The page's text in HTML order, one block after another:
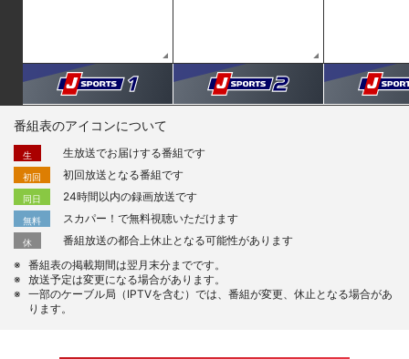
番組表のアイコンについて
生 生放送でお届けする番組です
初回 初回放送となる番組です
同日 24時間以内の録画放送です
無料 スカパー！で無料視聴いただけます
休
番組放送の都合上休止となる可能性があります
番組表の掲載期間は翌月末分までです。
放送予定は変更になる場合があります。
一部のケーブル局（IPTVを含む）では、番組が変更、休止となる場合があ
ります。